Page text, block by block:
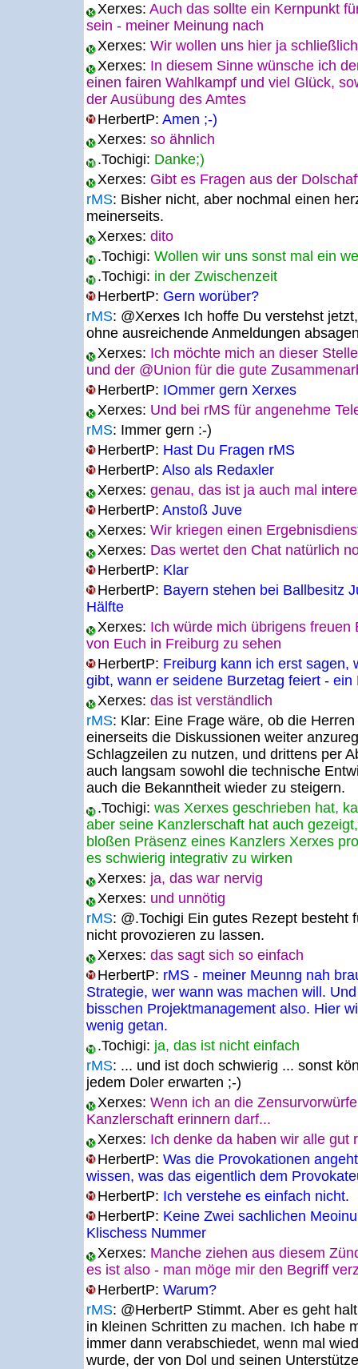
Xerxes: Auch das sollte ein Kernpunkt
sein - meiner Meinung nach
Xerxes: Wir wollen uns hier ja
Xerxes: In diesem Sinne wünsche ich
einen fairen Wahlkampf und viel Glück,
der Ausübung des Amtes
HerbertP: Amen ;-)
Xerxes: so ähnlich
.Tochigi: Danke;)
Xerxes: Gibt es Fragen aus der
rMS: Bisher nicht, aber nochmal einen
meinerseits.
Xerxes: dito
.Tochigi: Wollen wir uns sonst mal ein
.Tochigi: in der Zwischenzeit
HerbertP: Gern worüber?
rMS: @Xerxes Ich hoffe Du verstehst
ohne ausreichende Anmeldungen
Xerxes: Ich möchte mich an dieser
und der @Union für die gute
HerbertP: IOmmer gern Xerxes
Xerxes: Und bei rMS für angenehme
rMS: Immer gern :-)
HerbertP: Hast Du Fragen rMS
HerbertP: Also als Redaxler
Xerxes: genau, das ist ja auch mal
HerbertP: Anstoß Juve
Xerxes: Wir kriegen einen
Xerxes: Das wertet den Chat natürlich
HerbertP: Klar
HerbertP: Bayern stehen bei Ballbesitz
Hälfte
Xerxes: Ich würde mich übrigens
von Euch in Freiburg zu sehen
HerbertP: Freiburg kann ich erst sagen,
gibt, wann er seidene Burzetag feiert - ein
Xerxes: das ist verständlich
rMS: Klar: Eine Frage wäre, ob die
einerseits die Diskussionen weiter
Schlagzeilen zu nutzen, und drittens per
auch langsam sowohl die technische
auch die Bekanntheit wieder zu steigern.
.Tochigi: was Xerxes geschrieben hat,
aber seine Kanzlerschaft hat auch
bloßen Präsenz eines Kanzlers Xerxes
es schwierig integrativ zu wirken
Xerxes: ja, das war nervig
Xerxes: und unnötig
rMS: @.Tochigi Ein gutes Rezept besteht
nicht provozieren zu lassen.
Xerxes: das sagt sich so einfach
HerbertP: rMS - meiner Meunng nah
Strategie, wer wann was machen will.
bisschen Projektmanagement also. Hier
wenig getan.
.Tochigi: ja, das ist nicht einfach
rMS: ... und ist doch schwierig ... sonst
jedem Doler erwarten ;-)
Xerxes: Wenn ich an die
Kanzlerschaft erinnern darf...
Xerxes: Ich denke da haben wir alle gut
HerbertP: Was die Provokationen
wissen, was das eigentlich dem
HerbertP: Ich verstehe es einfach nicht.
HerbertP: Keine Zwei sachlichen
Klischess Nummer
Xerxes: Manche ziehen aus diesem
es ist also - man möge mir den Begriff
HerbertP: Warum?
rMS: @HerbertP Stimmt. Aber es geht
in kleinen Schritten zu machen. Ich habe
immer dann verabschiedet, wenn mal
wurde, der von Dol und seinen